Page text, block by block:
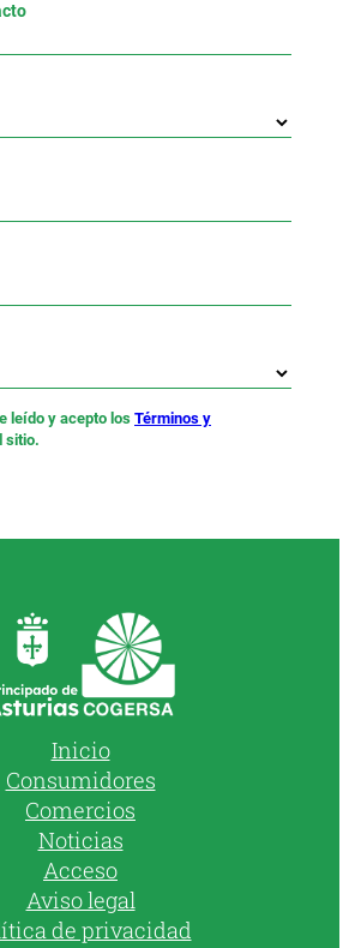
leído y acepto los Términos y
sitio.
Inicio
Consumidores
Comercios
Noticias
Acceso
Aviso legal
de privacidad